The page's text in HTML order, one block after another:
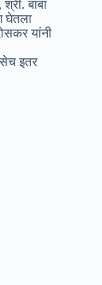
बाबा
घेतला
यांनी
इतर